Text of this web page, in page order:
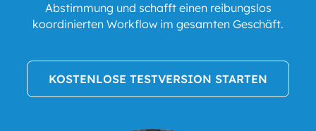
Abstimmung und schafft einen reibungslos
koordinierten Workflow im gesamten Geschäft.
KOSTENLOSE TESTVERSION STARTEN